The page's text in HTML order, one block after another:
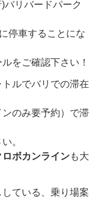
バリバードパーク
停車することにな
をご確認下さい！
ルでバリでの滞在
のみ要予約）で滞
。
ロボカンラインも大
ている、乗り場案